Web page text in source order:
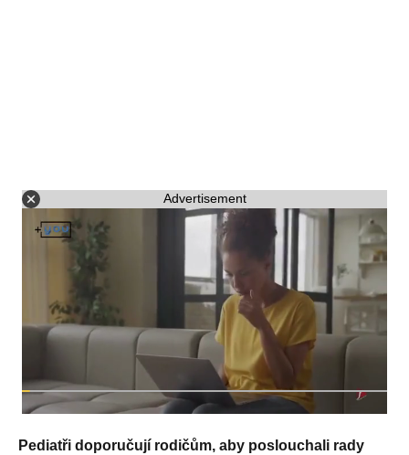
Advertisement
Pediatři doporučují rodičům, aby poslouchali rady